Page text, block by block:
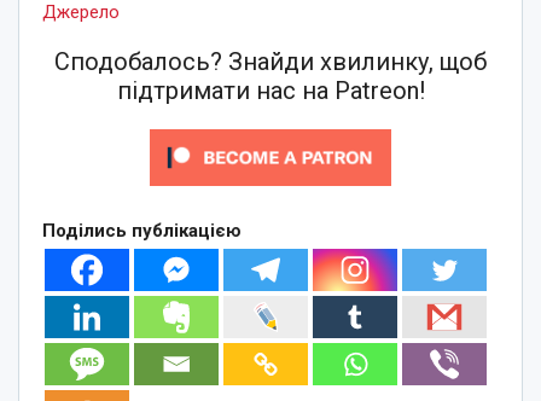
Джерело
Сподобалось? Знайди хвилинку, щоб
підтримати нас на Patreon!
Поділись публікацією